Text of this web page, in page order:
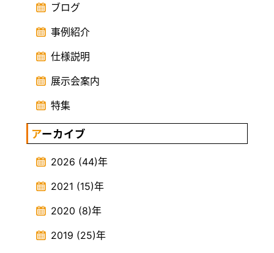
ブログ
事例紹介
仕様説明
展示会案内
特集
アーカイブ
2026 (44)年
2021 (15)年
2020 (8)年
2019 (25)年